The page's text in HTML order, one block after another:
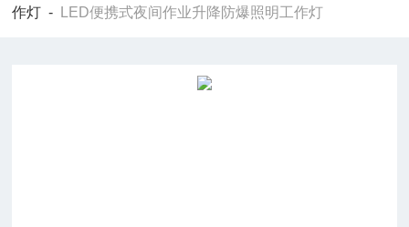
作灯 - LED便携式夜间作业升降防爆照明工作灯